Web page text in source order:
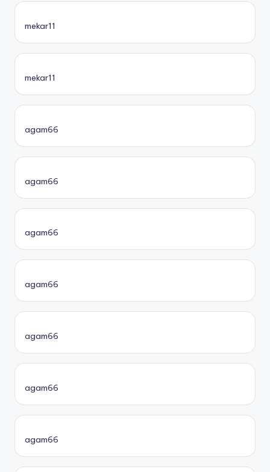
mekar11
mekar11
agam66
agam66
agam66
agam66
agam66
agam66
agam66